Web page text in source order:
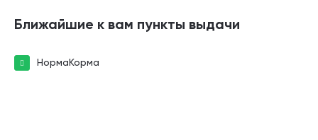
Ближайшие к вам пункты выдачи
НормаКорма